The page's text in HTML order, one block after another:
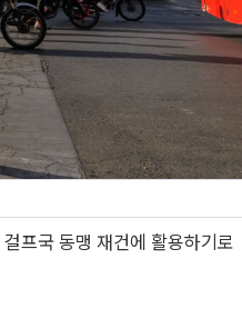
프국 동맹 재건에 활용하기로